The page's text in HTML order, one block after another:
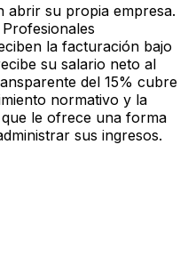
abrir su propia empresa.
la facturación bajo
su salario neto al
del 15% cubre
normativo y la
le ofrece una forma
sus ingresos.